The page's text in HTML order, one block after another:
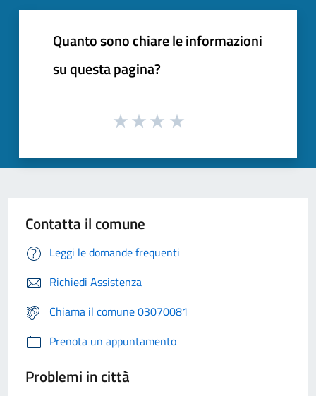
Quanto sono chiare le informazioni
su questa pagina?
Contatta il comune
Leggi le domande frequenti
Richiedi Assistenza
Chiama il comune 03070081
Prenota un appuntamento
Problemi in città